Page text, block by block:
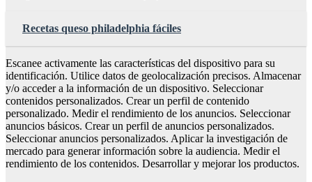
Recetas queso philadelphia fáciles
Escanee activamente las características del dispositivo para su
identificación. Utilice datos de geolocalización precisos. Almacenar
y/o acceder a la información de un dispositivo. Seleccionar
contenidos personalizados. Crear un perfil de contenido
personalizado. Medir el rendimiento de los anuncios. Seleccionar
anuncios básicos. Crear un perfil de anuncios personalizados.
Seleccionar anuncios personalizados. Aplicar la investigación de
mercado para generar información sobre la audiencia. Medir el
rendimiento de los contenidos. Desarrollar y mejorar los productos.